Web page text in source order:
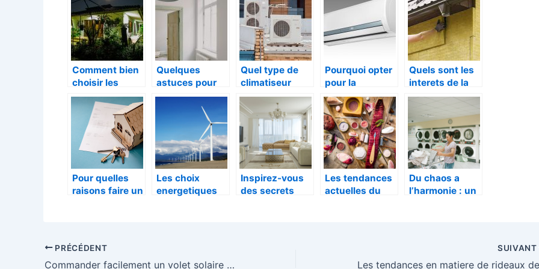
Comment bien
choisir les
appliques
extérieures
Quelques
astuces pour
trouver des
radiateurs
electriques
performants
pour chauffer
au mieux son
logement
Quel type de
climatiseur
choisi lors
d’une
installation ?
Pourquoi opter
pour la
climatisation
mobile ?
Quels sont les
interets de la
souscription a
d’isolation de
facade
Pour quelles
raisons faire un
Les choix
energetiques
Inspirez-vous
des secrets
Les tendances
actuelles du
Du chaos a
l’harmonie : un
PRÉCÉDENT
Commander facilement un volet solaire pour votre maison
SUIVANT